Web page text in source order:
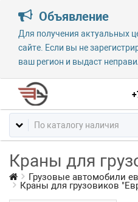
Объявление
Для получения актуальных
сайте. Если вы не
ваш регион и выдаст
Краны для
Грузовые автомобили
Краны для грузовиков